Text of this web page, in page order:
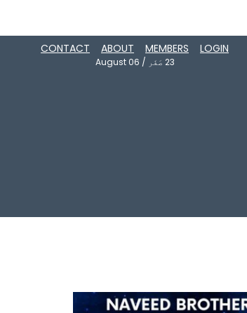
LOGIN
MEMBERS
ABOUT
CONTACT
23 صَفَر /
August 06